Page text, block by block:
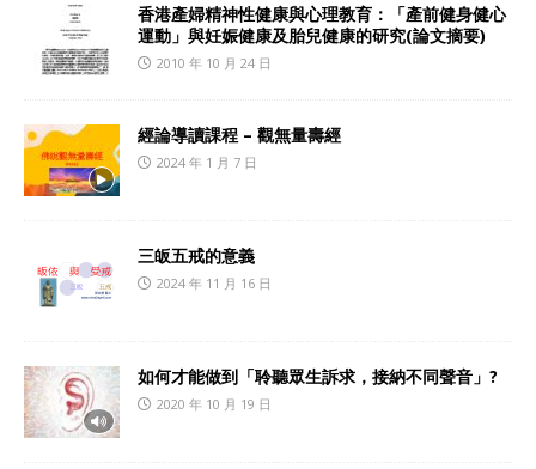
香港產婦精神性健康與心理教育：「產前健身健心
運動」與妊娠健康及胎兒健康的研究(論文摘要)
2010 年 10 月 24 日
經論導讀課程 – 觀無量壽經
2024 年 1 月 7 日
三皈五戒的意義
2024 年 11 月 16 日
如何才能做到「聆聽眾生訴求，接納不同聲音」?
2020 年 10 月 19 日